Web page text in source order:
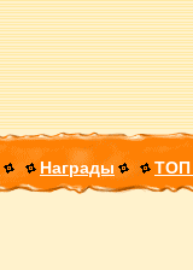
Награды ТОП